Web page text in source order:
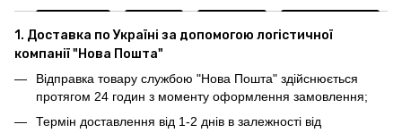
1. Доставка по Україні за допомогою логістичної
компанії "Нова Пошта"
Відправка товару службою "Нова Пошта" здійснюється
протягом 24 годин з моменту оформлення замовлення;
Термін доставлення від 1-2 днів в залежності від